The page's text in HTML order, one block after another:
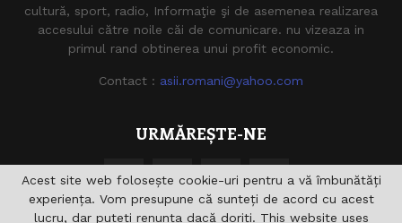
cultură, sport, radio, Informaţie şi de asemenea realizarea
accesului către noile căi de comunicare. nu vizeaza in
primul rand obtinerea unui profit economic.
Contact : asii.romani@yahoo.com
URMĂREȘTE-NE
Acest site web folosește cookie-uri pentru a vă îmbunătăți
experiența. Vom presupune că sunteți de acord cu acest
lucru, dar puteți renunța dacă doriți. This website uses